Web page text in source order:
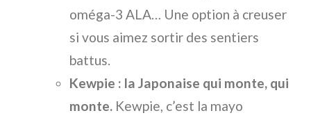
oméga-3 ALA… Une option à creuser
si vous aimez sortir des sentiers
battus.
Kewpie : la Japonaise qui monte, qui
monte. Kewpie, c’est la mayo